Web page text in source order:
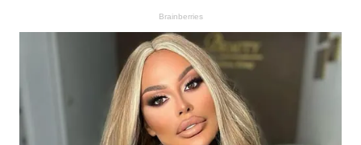
Brainberries